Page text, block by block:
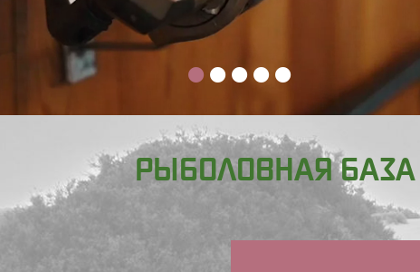
РЫБОЛОВНАЯ